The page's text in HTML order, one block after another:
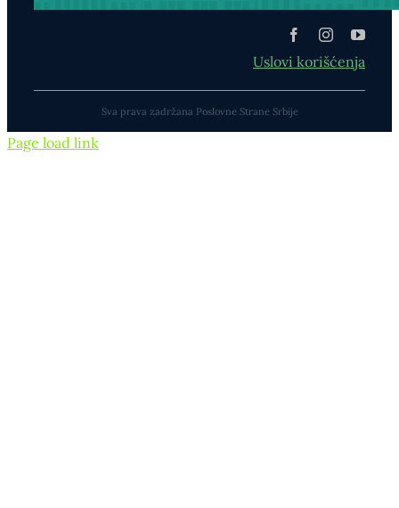
Uslovi korišćenja
Sva prava zadržana Poslovne Strane Srbije
Page load link